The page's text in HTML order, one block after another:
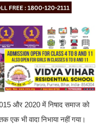
और 2020 में निषाद समाज को
भी वादा निभाया नहीं गया।